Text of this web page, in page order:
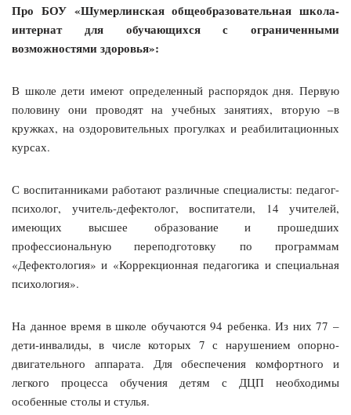
Про БОУ «Шумерлинская общеобразовательная школа-
интернат для обучающихся с ограниченными
возможностями здоровья»:
В школе дети имеют определенный распорядок дня. Первую
половину они проводят на учебных занятиях, вторую –в
кружках, на оздоровительных прогулках и реабилитационных
курсах.
С воспитанниками работают различные специалисты: педагог-
психолог, учитель-дефектолог, воспитатели, 14 учителей,
имеющих высшее образование и прошедших
профессиональную переподготовку по программам
«Дефектология» и «Коррекционная педагогика и специальная
психология».
На данное время в школе обучаются 94 ребенка. Из них 77 –
дети-инвалиды, в числе которых 7 с нарушением опорно-
двигательного аппарата. Для обеспечения комфортного и
легкого процесса обучения детям с ДЦП необходимы
особенные столы и стулья.